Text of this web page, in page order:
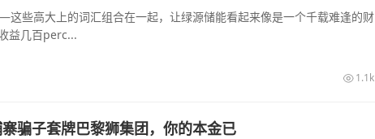
些高大上的词汇组合在一起，让绿源储能看起来像是一个千载难逢的财
益几百perc...
1.1k
骗子套牌巴黎狮集团，你的本金已